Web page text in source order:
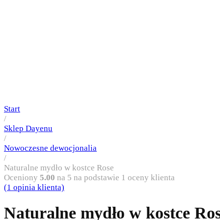
Start
/
Sklep Dayenu
/
Nowoczesne dewocjonalia
/
Naturalne mydło w kostce Rose
Oceniony 5.00 na 5 na podstawie 1 oceny klienta
(1 opinia klienta)
Naturalne mydło w kostce